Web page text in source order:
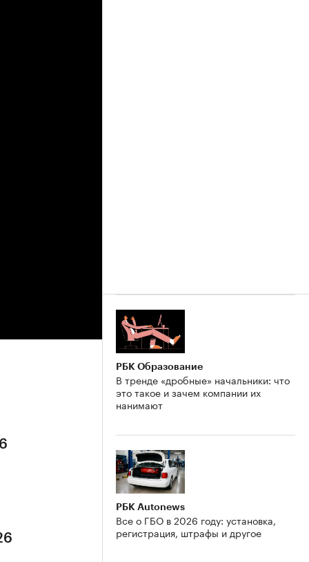
РБК Образование
В тренде «дробные» начальники: что
это такое и зачем компании их
нанимают
РБК Autonews
Все о ГБО в 2026 году: установка,
регистрация, штрафы и другое